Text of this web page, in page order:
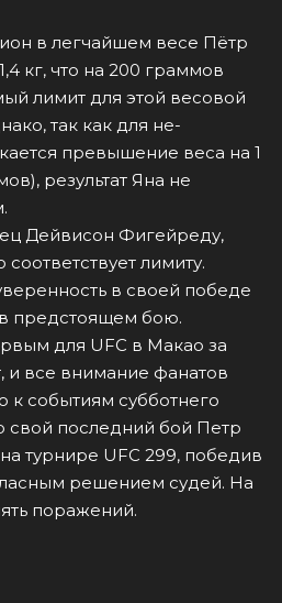
в легчайшем весе Пётр
кг, что на 200 граммов
лимит для этой весовой
так как для не-
превышение веса на 1
результат Яна не
Дейвисон Фигейреду,
соответствует лимиту.
в своей победе
предстоящем бою.
для UFC в Макао за
и все внимание фанатов
к событиям субботнего
свой последний бой Петр
турнире UFC 299, победив
решением судей. На
поражений.